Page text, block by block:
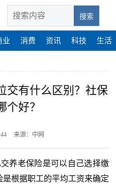
搜索
业 消费 资讯 科技 生活
交有什么区别？社保
个好？
来源：中网
养老保险是可以自己选择缴
根据职工的平均工资来确定